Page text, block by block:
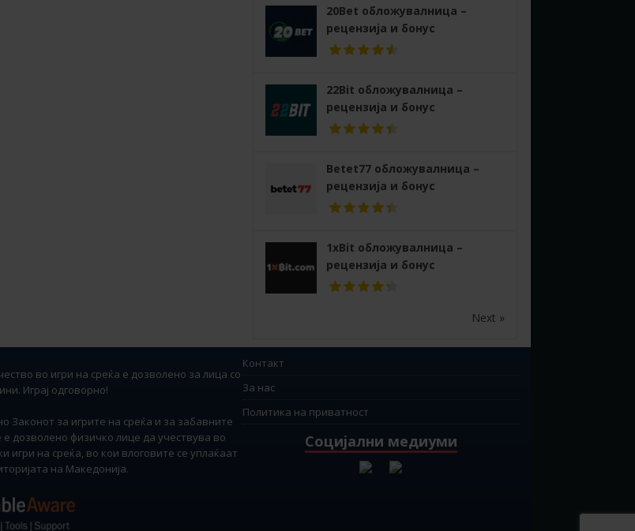
20Bet обложувалница –
рецензија и бонус
22Bit обложувалница –
рецензија и бонус
Betet77 обложувалница –
рецензија и бонус
1xBit обложувалница –
рецензија и бонус
Next »
во игри на среќа е дозволено за лица со
Играј одговорно!
Законот за игрите на среќа и за забавните
е дозволено физичко лице да учествува во
игри на среќа, во кои влоговите се уплаќаат
на Македонија.
Контакт
За нас
Политика на приватност
Социјални медиуми